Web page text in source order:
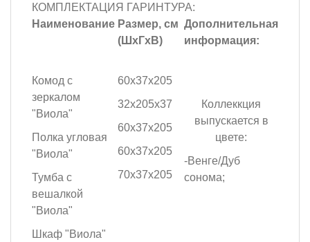
КОМПЛЕКТАЦИЯ ГАРИНТУРА:
Наименование Размер, см
(ШхГхВ)
Дополнительная
информация:
Комод с
зеркалом
"Виола"
Полка угловая
"Виола"
Тумба с
вешалкой
"Виола"
Шкаф "Виола"
60х37х205
32х205х37
60х37х205
60х37х205
70х37х205
Коллеккция
выпускается в
цвете:
-Венге/Дуб
сонома;